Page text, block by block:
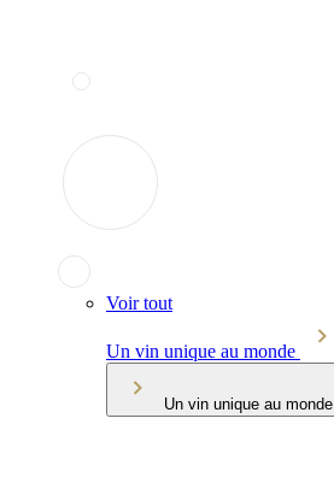
Voir tout
Un vin unique au monde
Un vin unique au monde